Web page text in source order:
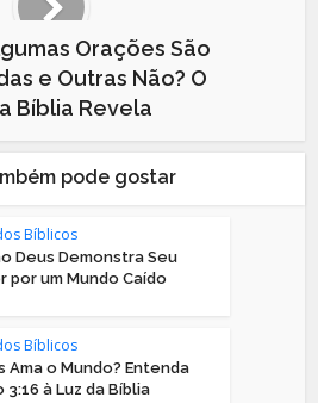
Orações São
e Outras Não? O
Bíblia Revela
pode gostar
Bíblicos
Deus Demonstra Seu
por um Mundo Caído
Bíblicos
Ama o Mundo? Entenda
3:16 à Luz da Bíblia